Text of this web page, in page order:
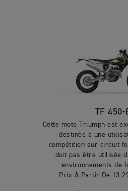
TF 450-
Cette moto Triumph est
destinée à une
compétition sur circuit
doit pas être utilisée
environnements de
Prix À Partir De 13